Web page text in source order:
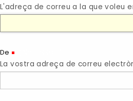
L'adreça de correu a la que voleu
De
La vostra adreça de correu